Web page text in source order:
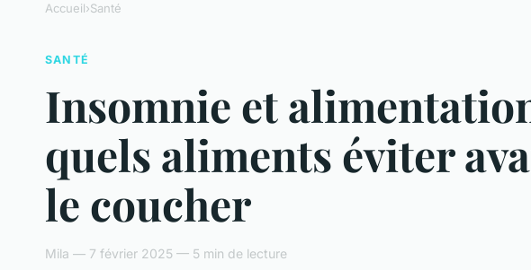
Accueil›Santé
SANTÉ
Insomnie et
quels aliments éviter
le coucher
Mila — 7 février 2025 — 5 min de lecture